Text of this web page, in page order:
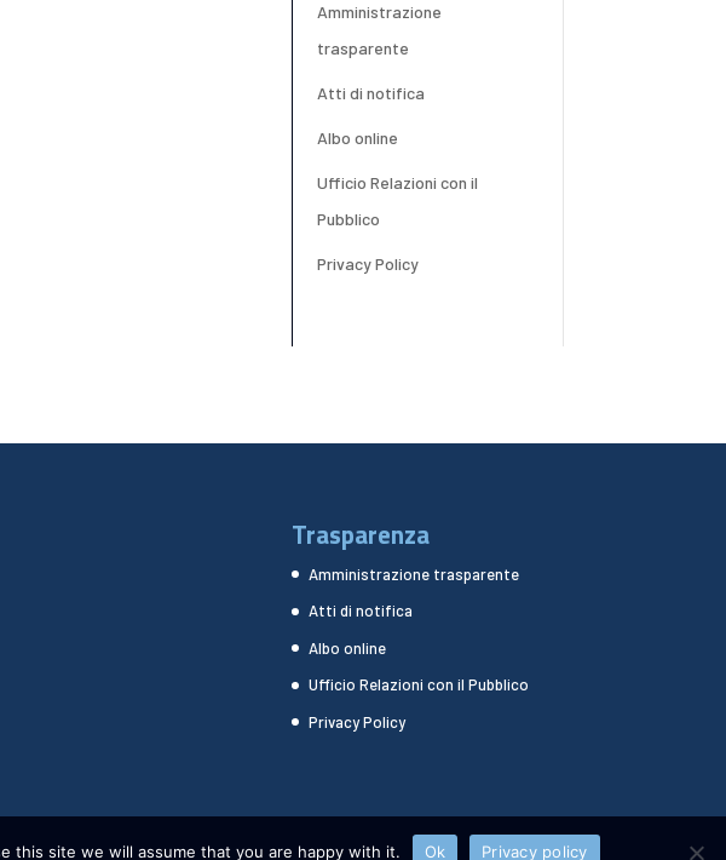
Amministrazione
trasparente
Atti di notifica
Albo online
Ufficio Relazioni con il
Pubblico
Privacy Policy
Trasparenza
Amministrazione trasparente
Atti di notifica
Albo online
Ufficio Relazioni con il Pubblico
Privacy Policy
this site we will assume that you are happy with it. Ok Privacy policy